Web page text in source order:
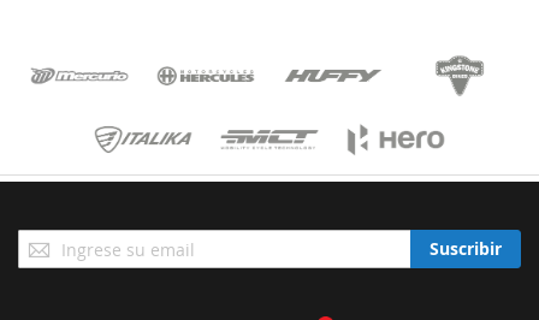
Suscríbase
a
Suscribir